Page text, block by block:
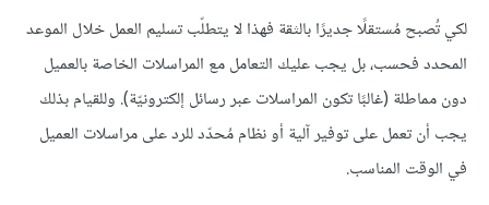
لكي تُصبح مُستقلًا جديرًا بالثقة فهذا لا يتطلّب تسليم العمل خلال الموعد
المحدد فحسب، بل يجب عليك التعامل مع المراسلات الخاصة بالعميل
دون مماطلة (غالبًا تكون المراسلات عبر رسائل إلكترونيّة). وللقيام بذلك
يجب أن تعمل على توفير آلية أو نظام مُحدّد للرد على مراسلات العميل
في الوقت المناسب.